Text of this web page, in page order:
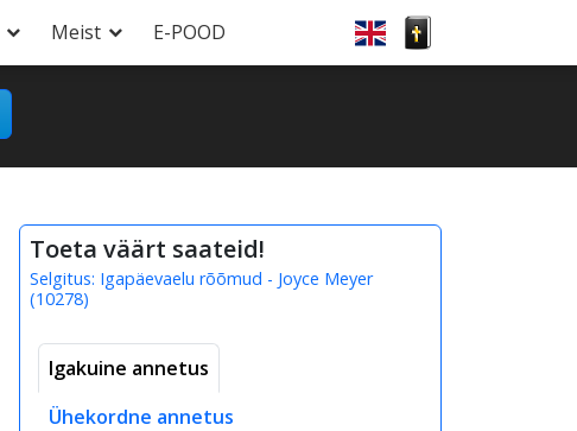
Meist E-POOD
Toeta väärt saateid!
Selgitus: Igapäevaelu rõõmud - Joyce Meyer
(10278)
Igakuine annetus
Ühekordne annetus